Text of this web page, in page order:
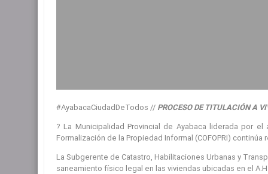
#AyabacaCiudadDeTodos // PROCESODE TITULACIÓN A
? La Municipalidad Provincial de Ayabaca liderada por
Formalización de la Propiedad Informal (COFOPRI)
La Subgerente de Catastro, Habilitaciones Urbanas y
saneamiento físico legal en las viviendas ubicadas en el